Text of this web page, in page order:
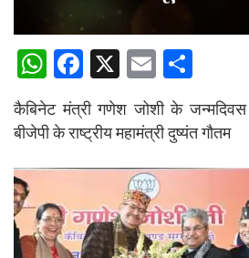
W
at
A
p
p
F
a
ce
b
o
o
k
X
E
m
ail ar
कैबिनेट मंत्री गणेश जोशी के
बीजेपी के राष्ट्रीय महामंत्री दुष्यंत गौतम